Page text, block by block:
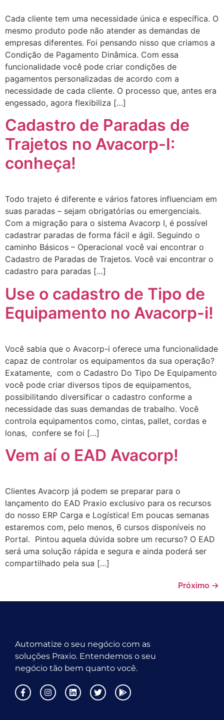
Cada cliente tem uma necessidade única e específica. O
mesmo produto pode não atender as demandas de
empresas diferentes. Foi pensando nisso que criamos a
Condição de Pagamento Dinâmica. Com essa
funcionalidade você pode criar condições de
pagamentos personalizadas de acordo com a
necessidade de cada cliente. O processo que, antes era
engessado, agora flexibiliza […]
Cadastro de Paradas de
Trajetos no Avacorp-I:
conheça!
Todo trajeto é diferente e vários fatores influenciam em
suas paradas – sejam obrigatórias ou emergenciais.
Com a migração para o sistema Avacorp I, é possível
cadastrar paradas de forma fácil e ágil. Seguindo o
caminho Básicos – Operacional você vai encontrar o
Cadastro de Paradas de Trajetos. Você vai encontrar o
cadastro para paradas […]
Use o cadastro de Tipo de
Equipamento no Avacorp-i!
Você sabia que o Avacorp-i oferece uma funcionalidade
capaz de controlar os equipamentos da sua operação?
Exatamente, com o Cadastro Do Tipo De Equipamento
você pode criar diversos tipos de equipamentos,
possibilitando diversificar o cadastro conforme a
necessidade das suas demandas de trabalho. Você
controla equipamentos como, cintas, pallet, cordas e
lonas, confere se foi […]
Vem aí o EAD Avacorp!
Clientes Avacorp já podem se preparar para o
lançamento do EAD Praxio exclusivo para os recursos
do nosso ERP Carga e Logística! Em poucas semanas
estaremos com, pelo menos, 6 cursos disponíveis no
Portal. Pintou aquela dúvida sobre um recurso? O EAD
será uma solução rápida e segura e ainda poderá ser
compartilhado pela sua […]
Próximo →
Automatize o seu negócio com as
soluções Praxio. Entendemos o seu
negócio tão bem quanto você.